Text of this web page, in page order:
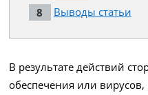
Выводы статьи
В результате действий
обеспечения или